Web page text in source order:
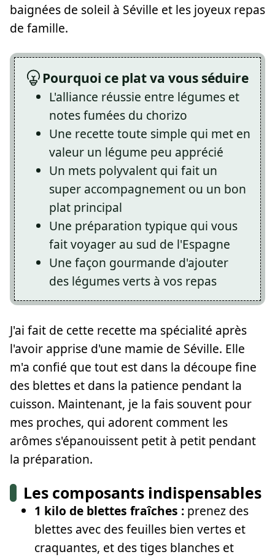
baignées de soleil à Séville et les joyeux repas
de famille.
Pourquoi ce plat va vous séduire
L'alliance réussie entre légumes et
notes fumées du chorizo
Une recette toute simple qui met en
valeur un légume peu apprécié
Un mets polyvalent qui fait un
super accompagnement ou un bon
plat principal
Une préparation typique qui vous
fait voyager au sud de l'Espagne
Une façon gourmande d'ajouter
des légumes verts à vos repas
J'ai fait de cette recette ma spécialité après
l'avoir apprise d'une mamie de Séville. Elle
m'a confié que tout est dans la découpe fine
des blettes et dans la patience pendant la
cuisson. Maintenant, je la fais souvent pour
mes proches, qui adorent comment les
arômes s'épanouissent petit à petit pendant
la préparation.
Les composants indispensables
1 kilo de blettes fraîches : prenez des
blettes avec des feuilles bien vertes et
craquantes, et des tiges blanches et